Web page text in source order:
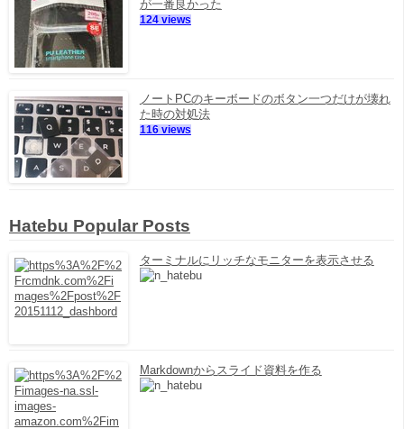
が一番良かった
124 views
ノートPCのキーボードのボタン一つだけが壊れ
た時の対処法
116 views
Hatebu Popular Posts
ターミナルにリッチなモニターを表示させる
Markdownからスライド資料を作る